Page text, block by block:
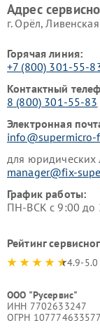
Адрес
г. Орёл,
Горячая линия:
+7 (800) 301-55-
Контактный
8 (800) 301-55-83
Электронная
info@supermicro-
для юридических
manager@fix-
График работы:
ПН-ВСК с 9:00 до
Рейтинг
4.9-5.0
ООО "Русервис"
ИНН 7702633247
ОГРН